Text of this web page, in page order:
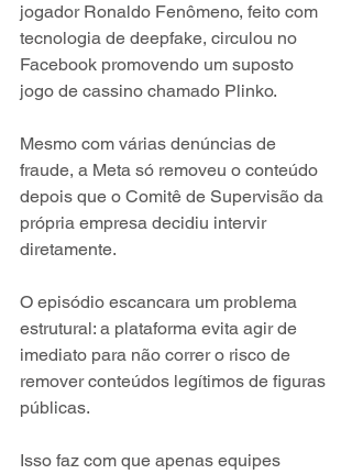
jogador Ronaldo Fenômeno, feito com
tecnologia de deepfake, circulou no
Facebook promovendo um suposto
jogo de cassino chamado Plinko.
Mesmo com várias denúncias de
fraude, a Meta só removeu o conteúdo
depois que o Comitê de Supervisão da
própria empresa decidiu intervir
diretamente.
O episódio escancara um problema
estrutural: a plataforma evita agir de
imediato para não correr o risco de
remover conteúdos legítimos de figuras
públicas.
Isso faz com que apenas equipes